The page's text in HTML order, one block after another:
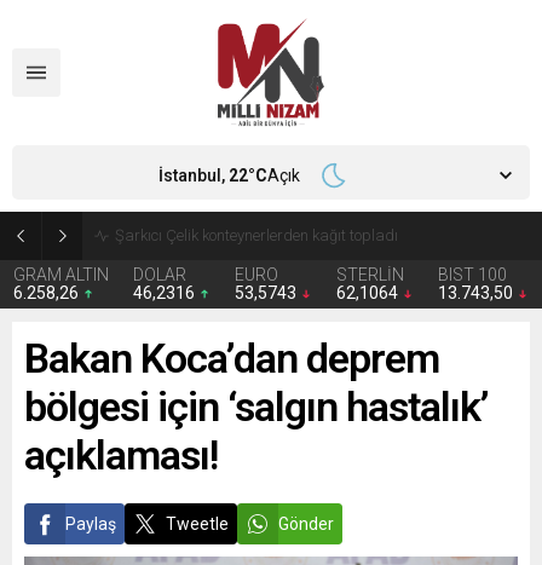
İran 2 ülkeyi birden vurdu
GRAM ALTIN
6.258,26
DOLAR
46,2316
EURO
53,5743
STERLİN
62,1064
BIST 100
13.743,50
İstanbul, 22°CAçık
Bakan Koca’dan deprem
bölgesi için ‘salgın hastalık’
açıklaması!
Paylaş Tweetle Gönder